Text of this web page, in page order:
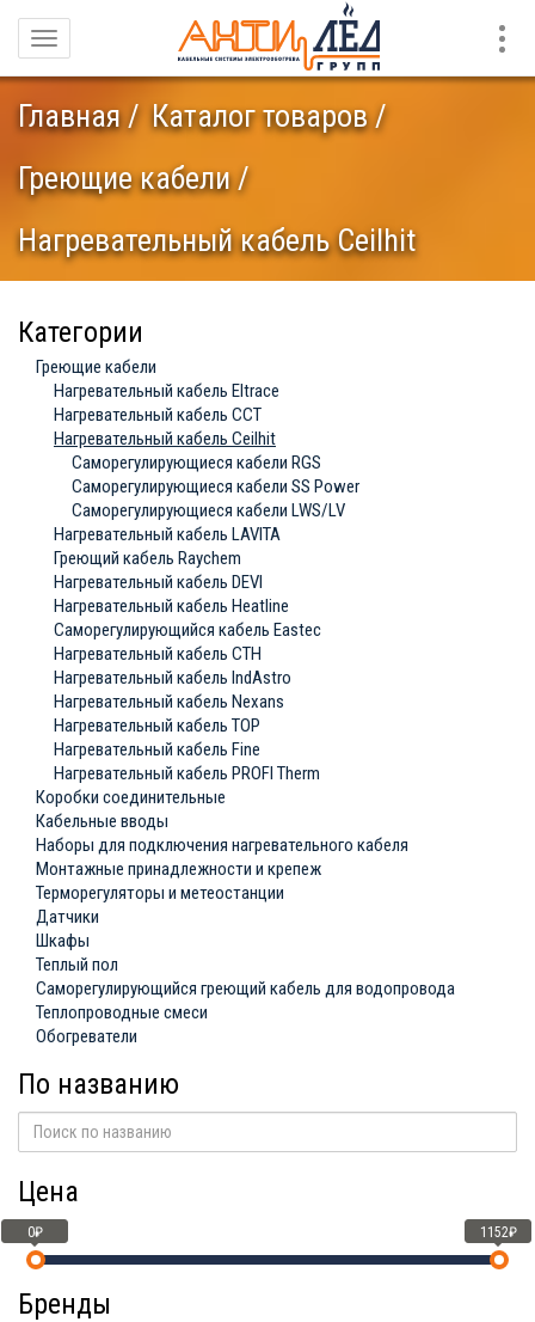
Навигация
Главная
Каталог товаров
Греющие кабели
Нагревательный кабель Ceilhit
Категории
Греющие кабели
Нагревательный кабель Eltrace
Нагревательный кабель ССТ
Нагревательный кабель Ceilhit
Саморегулирующиеся кабели RGS
Саморегулирующиеся кабели SS Power
Саморегулирующиеся кабели LWS/LV
Нагревательный кабель LAVITA
Греющий кабель Raychem
Нагревательный кабель DEVI
Нагревательный кабель Heatline
Саморегулирующийся кабель Eastec
Нагревательный кабель СТН
Нагревательный кабель IndAstro
Нагревательный кабель Nexans
Нагревательный кабель ТОР
Нагревательный кабель Fine
Нагревательный кабель PROFI Therm
Коробки соединительные
Кабельные вводы
Наборы для подключения нагревательного кабеля
Монтажные принадлежности и крепеж
Терморегуляторы и метеостанции
Датчики
Шкафы
Теплый пол
Саморегулирующийся греющий кабель для водопровода
Теплопроводные смеси
Обогреватели
По названию
Цена
0₽ 1152₽
Бренды